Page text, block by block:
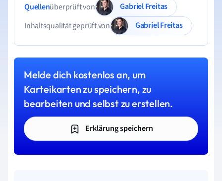
Quellenüberprüft von
Gabriel Freitas
Inhaltsqualität geprüft von
Gabriel Freitas
Melde dich kostenlos an, um
Karteikarten zu speichern, zu
bearbeiten und selbst zu erstellen.
Erklärung speichern